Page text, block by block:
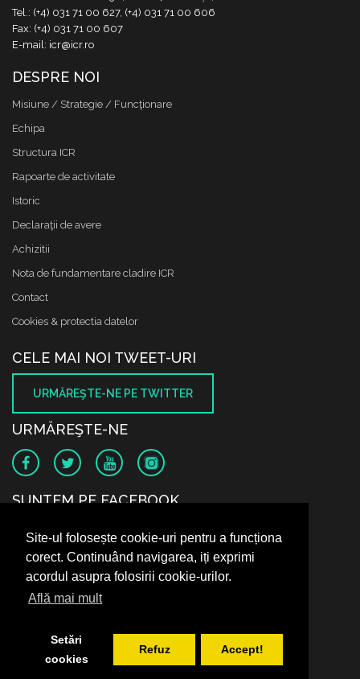
Site-ul folosește cookie-uri pentru a funcționa
corect. Continuând navigarea, iți exprimi
acordul asupra folosirii cookie-urilor.
Află mai mult
Setări
cookies
Refuz Accept!
Tel.: (+4) 031 71 00 627, (+4) 031 71 00 606
Fax: (+4) 031 71 00 607
E-mail: icr@icr.ro
DESPRE NOI
Misiune / Strategie / Funcţionare
Echipa
Structura ICR
Rapoarte de activitate
Istoric
Declaraţii de avere
Achizitii
Nota de fundamentare cladire ICR
Contact
Cookies & protectia datelor
CELE MAI NOI TWEET-URI
URMĂREŞTE-NE PE TWITTER
URMĂREŞTE-NE
SUNTEM PE FACEBOOK